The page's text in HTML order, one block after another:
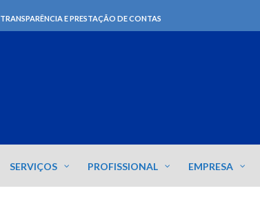
TRANSPARÊNCIA E PRESTAÇÃO DE CONTAS
SERVIÇOS PROFISSIONAL EMPRESA